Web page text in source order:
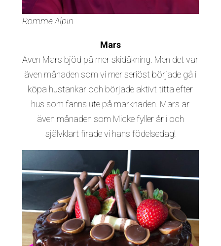
Romme Alpin
Mars
Även Mars bjöd på mer skidåkning. Men det var
även månaden som vi mer seriöst började gå i
köpa hustankar och började aktivt titta efter
hus som fanns ute på marknaden. Mars är
även månaden som Micke fyller år i och
självklart firade vi hans födelsedag!